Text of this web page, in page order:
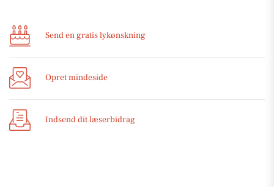
Send en gratis lykønskning
Opret mindeside
Indsend dit læserbidrag